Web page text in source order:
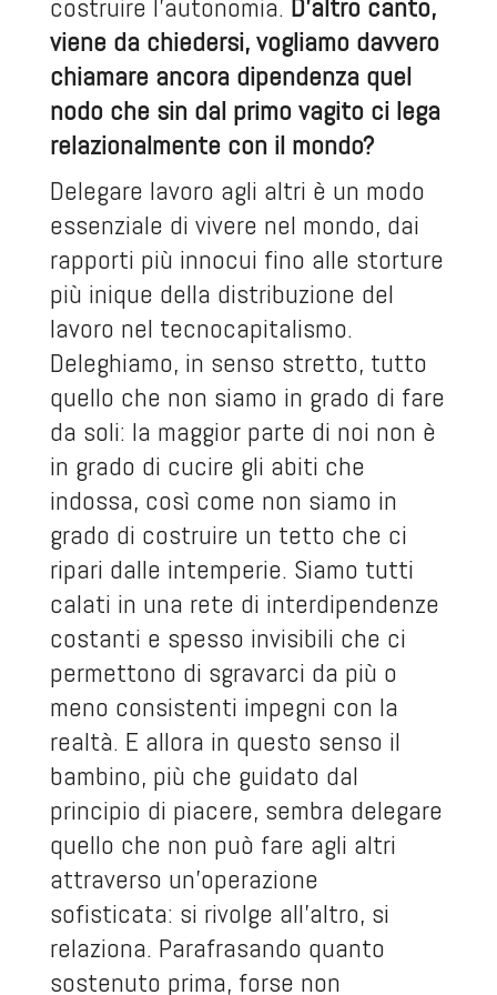
costruire l’autonomia. D’altro canto,
viene da chiedersi, vogliamo davvero
chiamare ancora dipendenza quel
nodo che sin dal primo vagito ci lega
relazionalmente con il mondo?
Delegare lavoro agli altri è un modo
essenziale di vivere nel mondo, dai
rapporti più innocui fino alle storture
più inique della distribuzione del
lavoro nel tecnocapitalismo.
Deleghiamo, in senso stretto, tutto
quello che non siamo in grado di fare
da soli: la maggior parte di noi non è
in grado di cucire gli abiti che
indossa, così come non siamo in
grado di costruire un tetto che ci
ripari dalle intemperie. Siamo tutti
calati in una rete di interdipendenze
costanti e spesso invisibili che ci
permettono di sgravarci da più o
meno consistenti impegni con la
realtà. E allora in questo senso il
bambino, più che guidato dal
principio di piacere, sembra delegare
quello che non può fare agli altri
attraverso un’operazione
sofisticata: si rivolge all’altro, si
relaziona. Parafrasando quanto
sostenuto prima, forse non